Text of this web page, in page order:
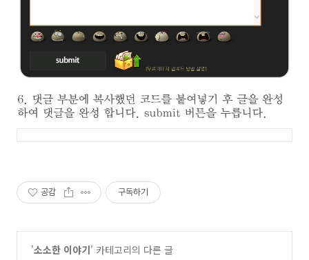
공감 구독하기
'소소한 이야기' 카테고리의 다른 글